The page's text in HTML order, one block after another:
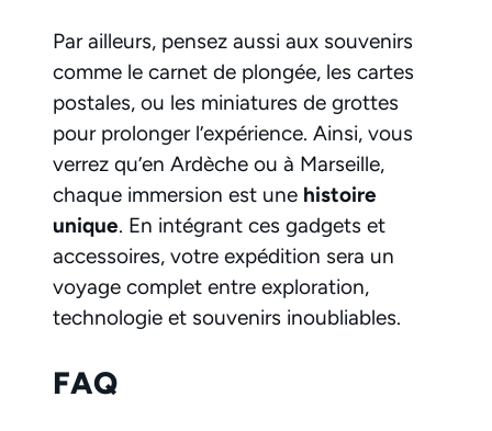
Par ailleurs, pensez aussi aux souvenirs
comme le carnet de plongée, les cartes
postales, ou les miniatures de grottes
pour prolonger l’expérience. Ainsi, vous
verrez qu’en Ardèche ou à Marseille,
chaque immersion est une histoire
unique. En intégrant ces gadgets et
accessoires, votre expédition sera un
voyage complet entre exploration,
technologie et souvenirs inoubliables.
FAQ